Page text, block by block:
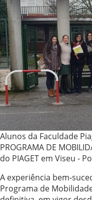
Alunos da Faculdade
PROGRAMA DE
do PIAGET em Viseu -
A experiência bem-
Programa de